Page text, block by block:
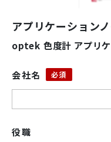
アプリケーション
optek 色度計 アプリ
会社名
役職